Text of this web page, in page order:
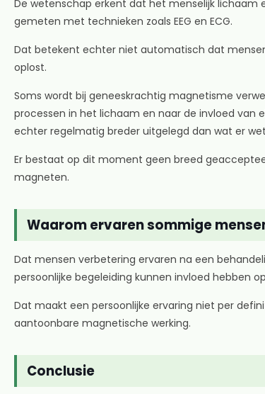
De wetenschap erkent dat het menselijk lichaam
gemeten met technieken zoals EEG en ECG.
Dat betekent echter niet automatisch dat
oplost.
Soms wordt bij geneeskrachtig magnetisme
processen in het lichaam en naar de invloed van
echter regelmatig breder uitgelegd dan wat er
Er bestaat op dit moment geen breed
magneten.
Waarom ervaren sommige
Dat mensen verbetering ervaren na een
persoonlijke begeleiding kunnen invloed hebben
Dat maakt een persoonlijke ervaring niet per
aantoonbare magnetische werking.
Conclusie